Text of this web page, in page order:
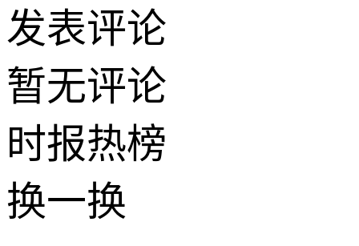
发表评论
暂无评论
时报热榜
换一换